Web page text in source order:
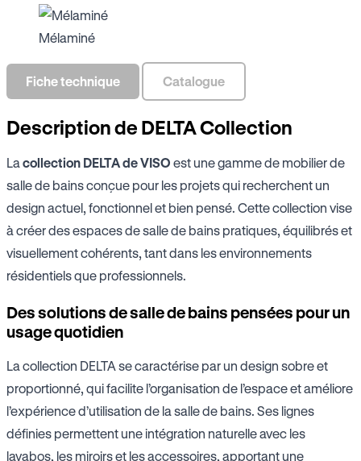
Mélaminé
Fiche technique Catalogue
Description de DELTA Collection
Lacollection DELTA de VISO est une gamme de mobilier de
salle de bains conçue pour les projets qui recherchent un
design actuel, fonctionnel et bien pensé. Cette collection vise
à créer des espaces de salle de bains pratiques, équilibrés et
visuellement cohérents, tant dans les environnements
résidentiels que professionnels.
Des solutions de salle de bains pensées pour un
usage quotidien
La collection DELTA se caractérise par un design sobre et
proportionné, qui facilite l’organisation de l’espace et améliore
l’expérience d’utilisation de la salle de bains. Ses lignes
définies permettent une intégration naturelle avec les
lavabos, les miroirs et les accessoires, apportant une